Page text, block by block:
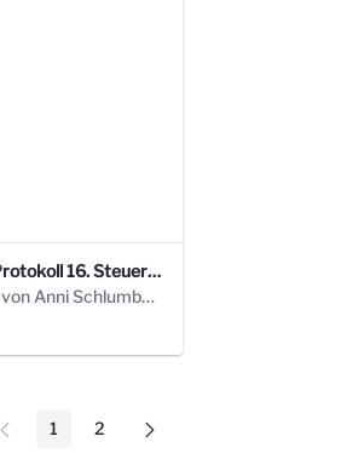
20160622 Protokoll 16. Steuerungskreis.pdf
vor 5 Jahren von Anni Schlumberger
Seite
1 Seite
2